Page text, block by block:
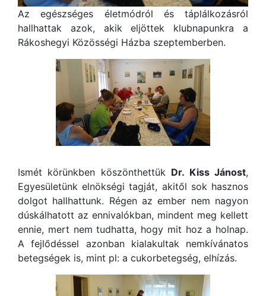
Az egészséges életmódról és táplálkozásról
hallhattak azok, akik eljöttek klubnapunkra a
Rákoshegyi Közösségi Házba szeptemberben.
Ismét körünkben köszönthettük Dr. Kiss Jánost,
Egyesületünk elnökségi tagját, akitől sok hasznos
dolgot hallhattunk. Régen az ember nem nagyon
dúskálhatott az ennivalókban, mindent meg kellett
ennie, mert nem tudhatta, hogy mit hoz a holnap.
A fejlődéssel azonban kialakultak nemkívánatos
betegségek is, mint pl: a cukorbetegség, elhízás.